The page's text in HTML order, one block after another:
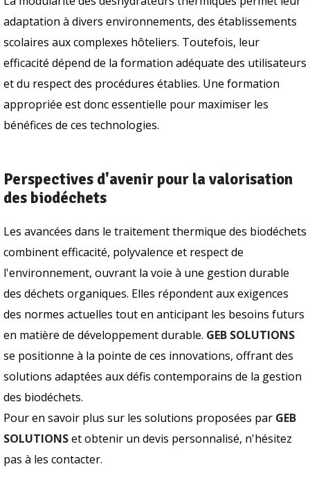
adaptation à divers environnements, des établissements
scolaires aux complexes hôteliers. Toutefois, leur
efficacité dépend de la formation adéquate des utilisateurs
et du respect des procédures établies. Une formation
appropriée est donc essentielle pour maximiser les
bénéfices de ces technologies.
Perspectives d'avenir pour la valorisation
des biodéchets
Les avancées dans le traitement thermique des biodéchets
combinent efficacité, polyvalence et respect de
l'environnement, ouvrant la voie à une gestion durable
des déchets organiques. Elles répondent aux exigences
des normes actuelles tout en anticipant les besoins futurs
en matière de développement durable. GEB SOLUTIONS
se positionne à la pointe de ces innovations, offrant des
solutions adaptées aux défis contemporains de la gestion
des biodéchets.
Pour en savoir plus sur les solutions proposées par GEB
SOLUTIONSet obtenir un devis personnalisé, n'hésitez
pas à les contacter.